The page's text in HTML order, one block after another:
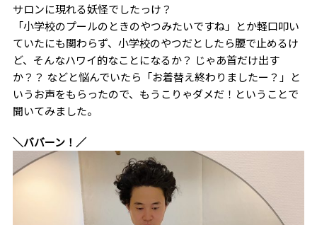
サロンに現れる妖怪でしたっけ？
「小学校のプールのときのやつみたいですね」とか軽口叩い
ていたにも関わらず、小学校のやつだとしたら腰で止めるけ
ど、そんなハワイ的なことになるか？ じゃあ首だけ出す
か？？ などと悩んでいたら「お着替え終わりましたー？」と
いうお声をもらったので、もうこりゃダメだ！ということで
聞いてみました。
＼ババーン！／